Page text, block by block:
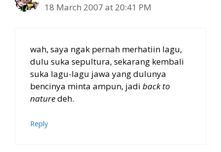
18 March 2007 at 20:41 PM
wah, saya ngak pernah merhatiin lagu,
dulu suka sepultura, sekarang kembali
suka lagu-lagu jawa yang dulunya
bencinya minta ampun, jadi back to
naturedeh.
Reply